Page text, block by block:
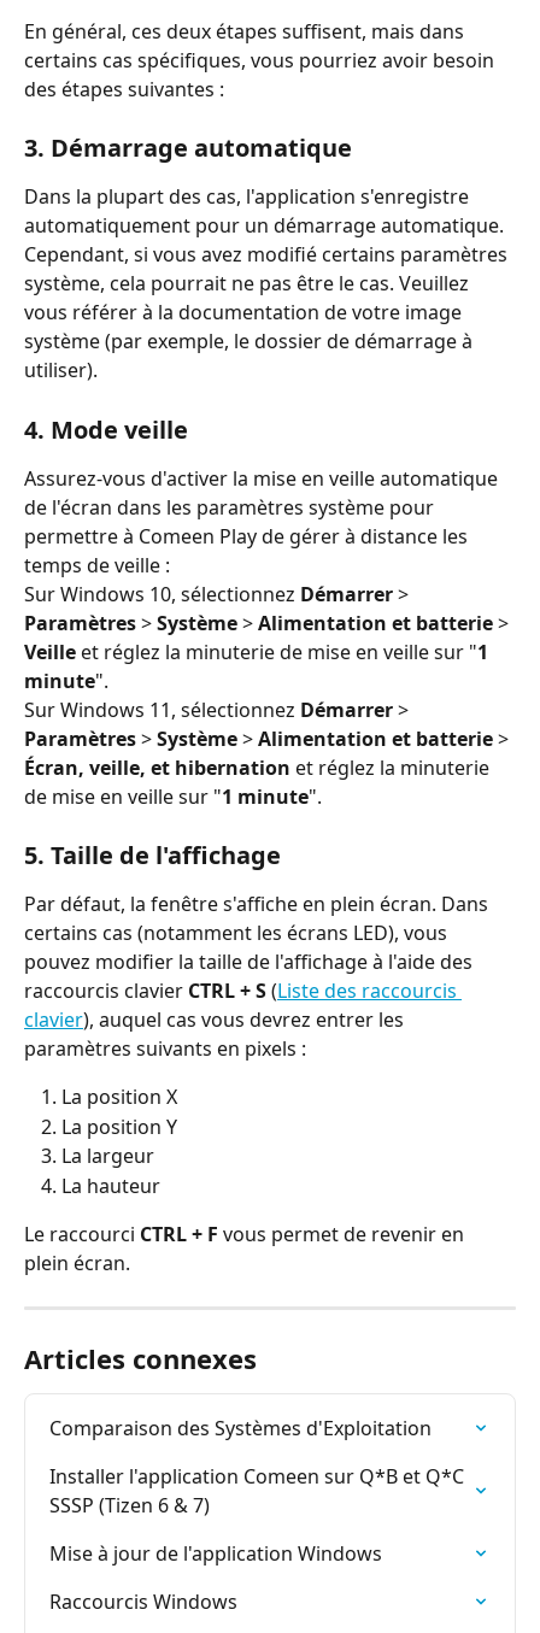
En général, ces deux étapes suffisent, mais dans
certains cas spécifiques, vous pourriez avoir besoin
des étapes suivantes :
3. Démarrage automatique
Dans la plupart des cas, l'application s'enregistre
automatiquement pour un démarrage automatique.
Cependant, si vous avez modifié certains paramètres
système, cela pourrait ne pas être le cas. Veuillez
vous référer à la documentation de votre image
système (par exemple, le dossier de démarrage à
utiliser).
4. Mode veille
Assurez-vous d'activer la mise en veille automatique
de l'écran dans les paramètres système pour
permettre à Comeen Play de gérer à distance les
temps de veille :
Sur Windows 10, sélectionnez Démarrer >
Paramètres > Système > Alimentation et batterie >
Veille et réglez la minuterie de mise en veille sur "1
minute".
Sur Windows 11, sélectionnez Démarrer >
Paramètres > Système > Alimentation et batterie >
Écran, veille, et hibernation et réglez la minuterie
de mise en veille sur "1 minute".
5. Taille de l'affichage
Par défaut, la fenêtre s'affiche en plein écran. Dans
certains cas (notamment les écrans LED), vous
pouvez modifier la taille de l'affichage à l'aide des
raccourcis clavier CTRL + S (Liste des raccourcis
clavier), auquel cas vous devrez entrer les
paramètres suivants en pixels :
La position X
La position Y
La largeur
La hauteur
Le raccourci CTRL + F vous permet de revenir en
plein écran.
Articles connexes
Comparaison des Systèmes d'Exploitation
Installer l'application Comeen sur Q*B et Q*C
SSSP (Tizen 6 & 7)
Mise à jour de l'application Windows
Raccourcis Windows